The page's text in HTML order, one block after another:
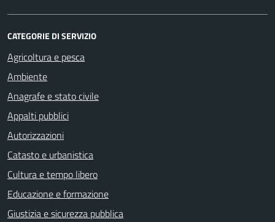
CATEGORIE DI SERVIZIO
Agricoltura e pesca
Ambiente
Anagrafe e stato civile
Appalti pubblici
Autorizzazioni
Catasto e urbanistica
Cultura e tempo libero
Educazione e formazione
Giustizia e sicurezza pubblica